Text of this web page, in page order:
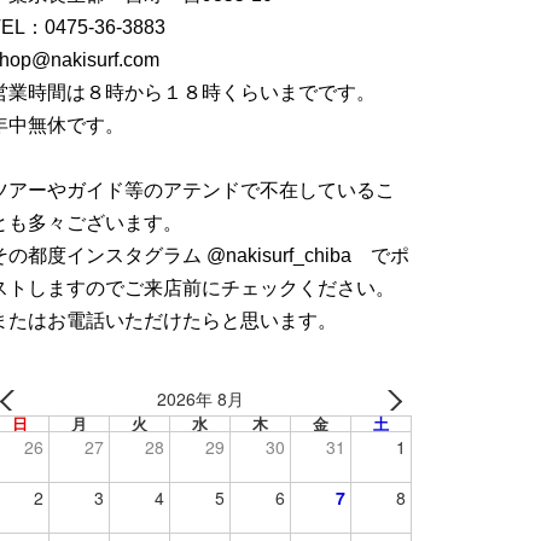
： 0475-36-3883
業時間は８時から１８時くらいまでです。
中無休です。
アーやガイド等のアテンドで不在しているこ
も多々ございます。
の都度インスタグラム @nakisurf_chiba でポ
トしますのでご来店前にチェックください。
たはお電話いただけたらと思います。
2026年 8月
日 月 火 水 木 金 土
26 27 28 29 30 31 1
2 3 4 5 6 7 8